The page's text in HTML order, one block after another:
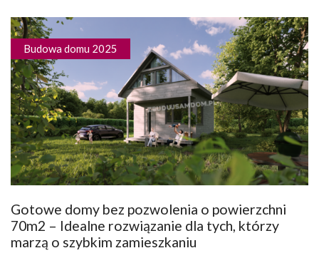
Budowa domu 2025
Gotowe domy bez pozwolenia o powierzchni
70m2 – Idealne rozwiązanie dla tych, którzy
marzą o szybkim zamieszkaniu